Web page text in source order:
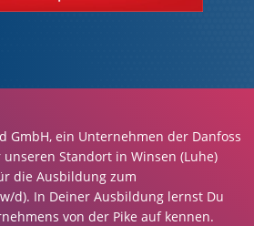
GmbH, ein Unternehmen der Danfoss
Standort in Winsen (Luhe)
die Ausbildung zum
d). In Deiner Ausbildung lernst Du
von der Pike auf kennen.